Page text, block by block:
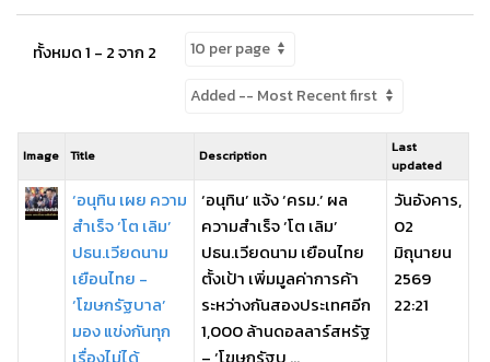
ทั้งหมด 1 - 2 จาก 2
Image Title Description
Last
updated
‘อนุทิน เผย ความ
สำเร็จ ‘โต เลิม’
ปธน.เวียดนาม
เยือนไทย -
‘โฆษกรัฐบาล’
มอง แข่งกันทุก
‘อนุทิน’ แจ้ง ‘ครม.’ ผล
ความสำเร็จ ‘โต เลิม’
ปธน.เวียดนาม เยือนไทย
ตั้งเป้า เพิ่มมูลค่าการค้า
ระหว่างกันสองประเทศอีก
1,000 ล้านดอลลาร์สหรัฐ
วันอังคาร,
02
มิถุนายน
2569
22:21